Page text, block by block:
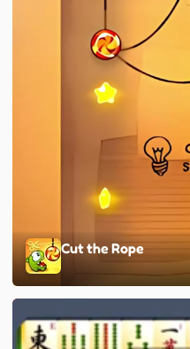
Cut the Rope